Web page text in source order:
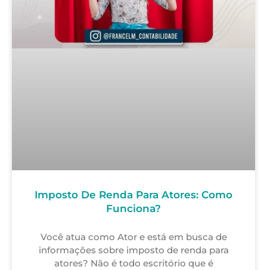
Imposto De Renda Para Atores: Como
Funciona?
Você atua como Ator e está em busca de
informações sobre imposto de renda para
atores? Não é todo escritório que é